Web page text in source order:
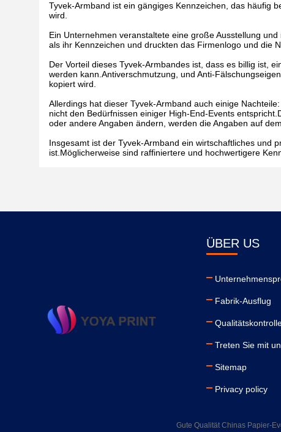
Tyvek-Armband ist ein gängiges Kennzeichen, das häufig
wird.
Ein Unternehmen veranstaltete eine große Ausstellung
als ihr Kennzeichen und druckten das Firmenlogo und die
Der Vorteil dieses Tyvek-Armbandes ist, dass es billig ist,
werden kann.Antiverschmutzung, und Anti-
kopiert wird.
Allerdings hat dieser Tyvek-Armband auch einige
nicht den Bedürfnissen einiger High-End-Events
oder andere Angaben ändern, werden die Angaben auf
Insgesamt ist der Tyvek-Armband ein wirtschaftliches und
ist.Möglicherweise sind raffiniertere und hochwertigere
ÜBER US
Fabrik-Ausflug
Treten Sie mit
Sitemap
Privacy policy
Gute Qualität Chinas Papier-